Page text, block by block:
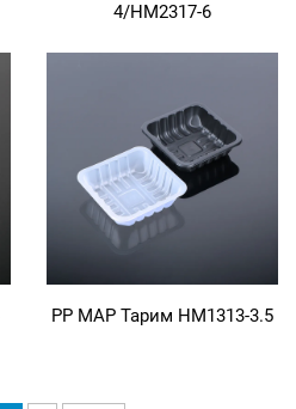
4/HM2317-6
PP MAP Тарим HM1313-3.5​